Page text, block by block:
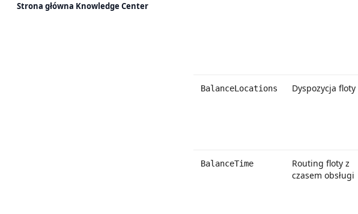
Strona główna Knowledge Center
BalanceLocations Dyspozycja floty
BalanceTime
Routing floty z
czasem obsługi